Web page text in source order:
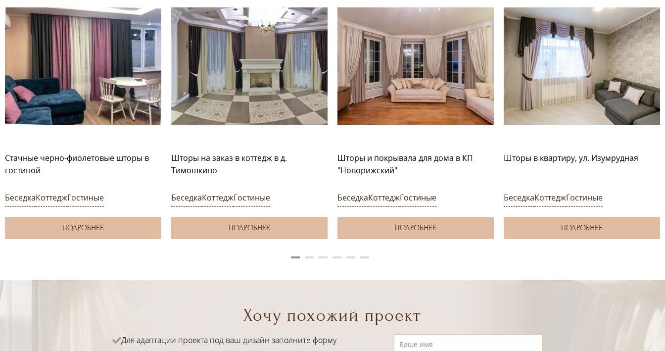
Стачные черно-фиолетовые шторы в
гостиной
БеседкаКоттеджГостиные
ПОДРОБНЕЕ
Шторы на заказ в коттедж в д.
Тимошкино
БеседкаКоттеджГостиные
ПОДРОБНЕЕ
Шторы и покрывала для дома в КП
"Новорижский"
БеседкаКоттеджГостиные
ПОДРОБНЕЕ
Шторы в квартиру, ул. Изумрудная
БеседкаКоттеджГостиные
ПОДРОБНЕЕ
Хочу похожий проект
Для адаптации проекта под ваш дизайн заполните форму